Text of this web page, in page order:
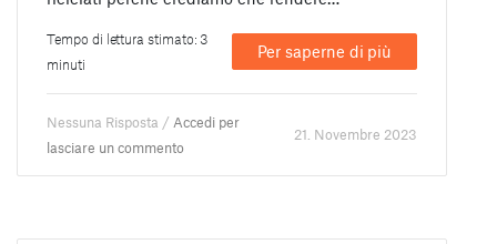
Tempo di lettura stimato: 3
minuti
Per saperne di più
Nessuna Risposta / Accedi per
lasciare un commento
21. Novembre 2023